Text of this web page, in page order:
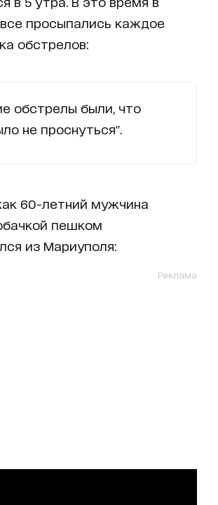
просыпались каждое
обстрелов:
обстрелы были, что
не проснуться".
60-летний мужчина
пешком
из Мариуполя:
Реклама